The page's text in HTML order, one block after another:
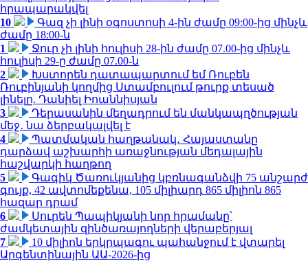
հրապարակվել
10
Գազ չի լինի օգոստոսի 4-ին ժամը 09:00-ից մինչև
ժամը 18:00-ն
1
Ջուր չի լինի հուլիսի 28-ին ժամը 07.00-ից մինչև
հուլիսի 29-ը ժամը 07.00-ն
2
Խստորեն դատապարտում եմ Ռուբեն
Ռուբինյանի կողմից Ստամբուլում թուրք տեսած
լինելը. Դանիել Իոաննիսյան
3
Դերասանին մեղադրում են մանկապղծության
մեջ․ նա ձերբակալվել է
4
Պատմական հաղթանակ․ Հայաստանը
դարձավ աշխարհի առաջնության մեդալային
հաշվարկի հաղթող
5
Գագիկ Ծառուկյանից կբռնագանձվի 75 անշարժ
գույք, 42 ավտոմեքենա, 105 միլիարդ 865 միլիոն 865
հազար դրամ
6
Սուրեն Պապիկյանի նոր հրամանը՝
ժամկետային զինծառայողների վերաբերյալ
7
10 միլիոն երկրպագու պահանջում է վտարել
Արգենտինային ԱԱ-2026-ից